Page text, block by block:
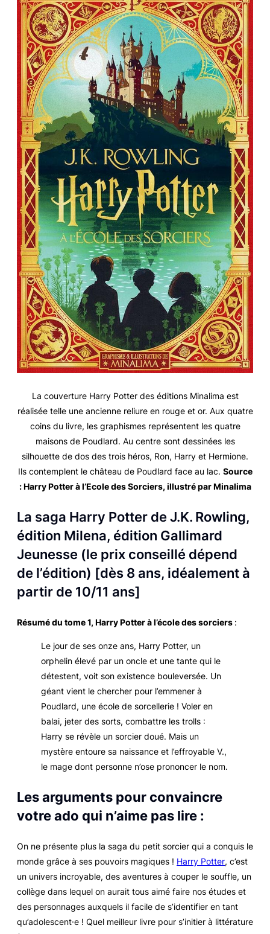
La couverture Harry Potterdes éditions Minalima est
réalisée telle une ancienne reliure en rouge et or. Aux quatre
coins du livre, les graphismes représentent les quatre
maisons de Poudlard. Au centre sont dessinées les
silhouette de dos des trois héros, Ron, Harry et Hermione.
Ils contemplent le château de Poudlard face au lac. Source
:Harry Potter à l’Ecole des Sorciers, illustré par Minalima
La saga Harry Potter de J.K. Rowling,
édition Milena, édition Gallimard
Jeunesse (le prix conseillé dépend
de l’édition) [dès 8 ans, idéalement à
partir de 10/11 ans]
Résumé du tome 1, Harry Potter à l’école des sorciers :
Le jour de ses onze ans, Harry Potter, un
orphelin élevé par un oncle et une tante qui le
détestent, voit son existence bouleversée. Un
géant vient le chercher pour l’emmener à
Poudlard, une école de sorcellerie ! Voler en
balai, jeter des sorts, combattre les trolls :
Harry se révèle un sorcier doué. Mais un
mystère entoure sa naissance et l’effroyable V.,
le mage dont personne n’ose prononcer le nom.
Les arguments pour convaincre
votre ado qui n’aime pas lire :
On ne présente plus la saga du petit sorcier qui a conquis le
monde grâce à ses pouvoirs magiques ! Harry Potter, c’est
un univers incroyable, des aventures à couper le souffle, un
collège dans lequel on aurait tous aimé faire nos études et
des personnages auxquels il facile de s’identifier en tant
qu’adolescent·e ! Quel meilleur livre pour s’initier à littérature